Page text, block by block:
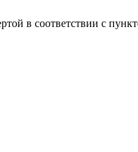
в соответствии с